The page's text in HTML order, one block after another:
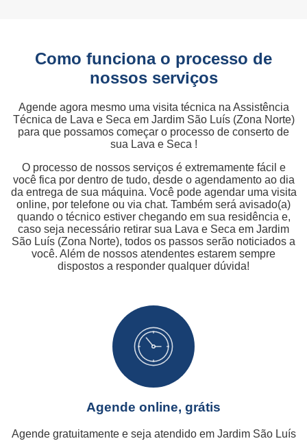
Como funciona o processo de
nossos serviços
Agende agora mesmo uma visita técnica na Assistência
Técnica de Lava e Seca em Jardim São Luís (Zona Norte)
para que possamos começar o processo de conserto de
sua Lava e Seca !
O processo de nossos serviços é extremamente fácil e
você fica por dentro de tudo, desde o agendamento ao dia
da entrega de sua máquina. Você pode agendar uma visita
online, por telefone ou via chat. Também será avisado(a)
quando o técnico estiver chegando em sua residência e,
caso seja necessário retirar sua Lava e Seca em Jardim
São Luís (Zona Norte), todos os passos serão noticiados a
você. Além de nossos atendentes estarem sempre
dispostos a responder qualquer dúvida!
Agende online, grátis
Agende gratuitamente e seja atendido em Jardim São Luís